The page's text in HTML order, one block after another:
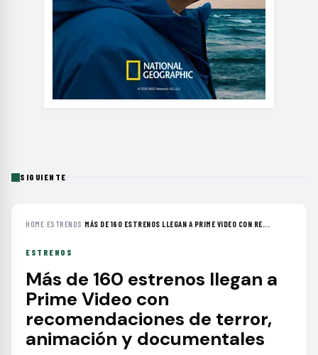
SIGUIENTE
HOME›ESTRENOS ›MÁS DE 160 ESTRENOS LLEGAN A PRIME VIDEO CON RE...
ESTRENOS
Más de 160 estrenos llegan a
Prime Video con
recomendaciones de terror,
animación y documentales